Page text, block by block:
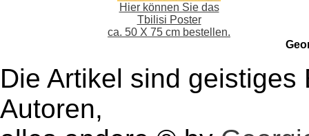
Hier können Sie das
Tbilisi Poster
ca. 50 X 75 cm bestellen.
Die Artikel sind
Autoren,